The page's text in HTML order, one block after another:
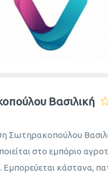
Βασιλική
Σωτηρακοπούλου
στο εμπόριο
Εμπορεύεται κάστανα,